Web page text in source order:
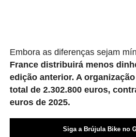
Embora as diferenças sejam
France distribuirá menos
edição anterior. A
total de 2.302.800 euros,
euros de 2025.
Siga a Brújula Bike no